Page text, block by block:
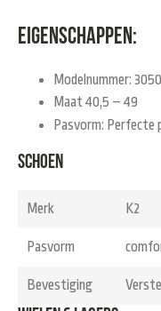
Eigenschappen:
Modelnummer:
Maat 40,5 – 49
Pasvorm: Perfecte
Schoen
Merk K2
Pasvorm
Bevestiging